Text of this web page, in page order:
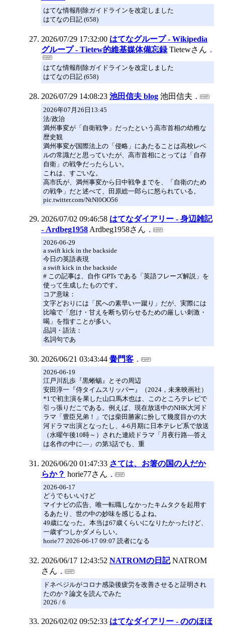
はてな情報削除ガイドラインを改定しました
はてなの日記 (658)
2026/07/29 17:32:00 はてなグループ - Wikipedia
グループ - Tietew的維基媒体備忘録 Tietewさん
はてな情報削除ガイドラインを改定しました
はてなの日記 (658)
2026/07/29 14:08:23 池田信夫 blog 池田信夫
2026年07月26日13:45
法/政治
満州事変が「自衛戦争」だったという高市首相の幼稚な
歴史観
満州事変が国際法上の「侵略」にあたることは高校レベ
ルの常識だと思っていたが、高市首相にとっては「自存
自衛」の戦争だったらしい。
これは、すごいな。
高市氏が、満州事変から日中戦争までを、「自衛のため
の戦争」だと述べて、田原総一郎らに怒られている。
pic.twitter.com/NtNl0OO56
2026/07/02 09:46:58 はてなダイアリー - 身辺雑記
- Ardbeg1958 Ardbeg1958さん
2026-06-29
a swift kick in the backside
今日の英語表現
a swift kick in the backside
# この記事は、自作 GPTs である「英語フレーズ解説」を
使って生成したものです。
コア意味：
文字どおりには「尻への素早い一蹴り」だが、実際には
比喩で「怠け・甘えを断ち切らせるための厳しい刺激・
喝」を指すことが多い。
品詞・語法：
名詞句であ
2026/06/21 03:43:44 黌門客
2026-06-19
江戸川乱歩『黒蜥蜴』とその周辺
安田淳一『侍タイムスリッパー』（2024，未来映画社）
*1で初主演を果した山口馬木也は、このところテレビで
引っ張りだこである。例えば、現在放送中のNHK大河ド
ラマ「豊臣兄弟！」では柴田勝家に扮して幾度目かの大
河ドラマ出演となったし、4-6月期に日本テレビ系で放送
（水曜午後10時～）された連続ドラマ「月夜行路―答え
は名作の中に―」の第3話でも、重
2026/06/20 01:47:33 さては、お箸の国の人だか
らか？ horie77さん
2026-06-17
どうでもいいけど
マイナビの広告、唯一転職しなかったキムタクを起用す
るあたり、世の中の妙味を感じるよね。
49歳になった。本当は67歳くらいになりたかったけど、
一歳ずつしかダメらしい。
horie77 2026-06-17 09:07 読者になる
2026/06/17 12:43:52 NATROMの日記 NATROM
さん
ドネペジルがコロナ感染後疲労を改善させると証明され
たのか？論文を読んでみた
2026 / 6
2026/02/02 09:52:33 はてなダイアリー - ののほほ